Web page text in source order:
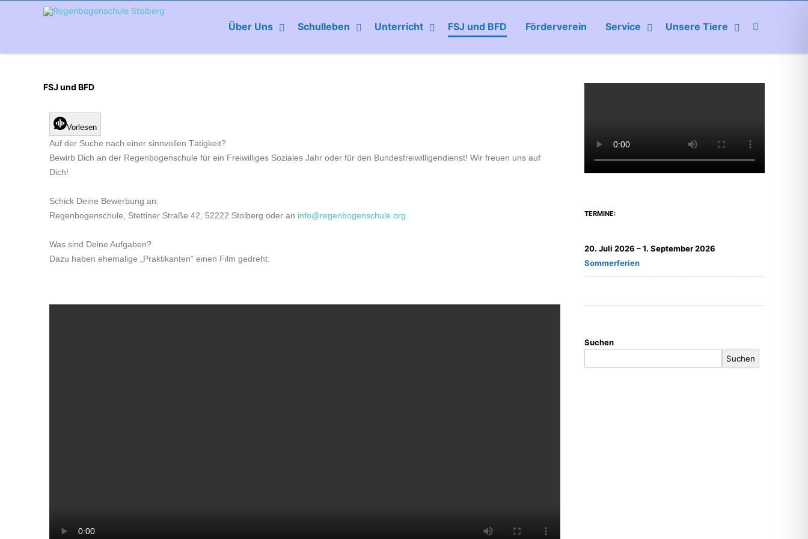
Über Uns Schulleben Unterricht FSJ und BFD Förderverein Service Unsere Tiere
FSJ und BFD
Vorlesen
Auf der Suche nach einer sinnvollen Tätigkeit?
Bewirb Dich an der Regenbogenschule für ein Freiwilliges Soziales Jahr oder für den Bundesfreiwilligendienst! Wir freuen uns auf
Dich!
Schick Deine Bewerbung an:
Regenbogenschule, Stettiner Straße 42, 52222 Stolberg oder an info@regenbogenschule.org
Was sind Deine Aufgaben?
Dazu haben ehemalige „Praktikanten“ einen Film gedreht:
TERMINE:
20. Juli 2026 –1. September 2026
Sommerferien
Suchen
Suchen